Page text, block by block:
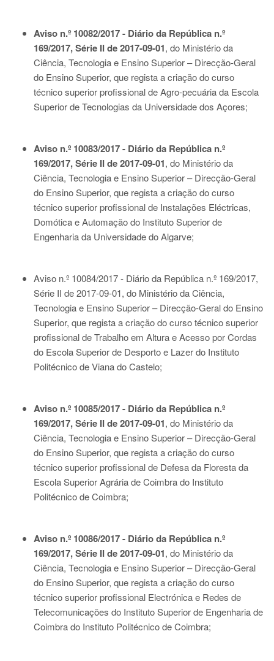
Aviso n.º 10082/2017 - Diário da República n.º
169/2017, Série II de 2017-09-01, do Ministério da
Ciência, Tecnologia e Ensino Superior – Direcção-Geral
do Ensino Superior, que regista a criação do curso
técnico superior profissional de Agro-pecuária da Escola
Superior de Tecnologias da Universidade dos Açores;
Aviso n.º 10083/2017 - Diário da República n.º
169/2017, Série II de 2017-09-01, do Ministério da
Ciência, Tecnologia e Ensino Superior – Direcção-Geral
do Ensino Superior, que regista a criação do curso
técnico superior profissional de Instalações Eléctricas,
Domótica e Automação do Instituto Superior de
Engenharia da Universidade do Algarve;
Aviso n.º 10084/2017 - Diário da República n.º 169/2017,
Série II de 2017-09-01, do Ministério da Ciência,
Tecnologia e Ensino Superior – Direcção-Geral do Ensino
Superior, que regista a criação do curso técnico superior
profissional de Trabalho em Altura e Acesso por Cordas
do Escola Superior de Desporto e Lazer do Instituto
Politécnico de Viana do Castelo;
Aviso n.º 10085/2017 - Diário da República n.º
169/2017, Série II de 2017-09-01, do Ministério da
Ciência, Tecnologia e Ensino Superior – Direcção-Geral
do Ensino Superior, que regista a criação do curso
técnico superior profissional de Defesa da Floresta da
Escola Superior Agrária de Coimbra do Instituto
Politécnico de Coimbra;
Aviso n.º 10086/2017 - Diário da República n.º
169/2017, Série II de 2017-09-01, do Ministério da
Ciência, Tecnologia e Ensino Superior – Direcção-Geral
do Ensino Superior, que regista a criação do curso
técnico superior profissional Electrónica e Redes de
Telecomunicações do Instituto Superior de Engenharia de
Coimbra do Instituto Politécnico de Coimbra;